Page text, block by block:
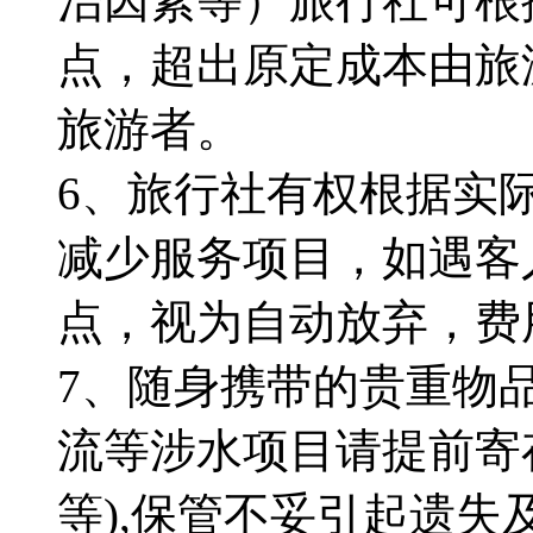
点，超出原定成本由
旅游者。
6、旅行社有权根据实
减少服务项目，如遇
点，视为自动放弃，
7、随身携带的贵重物
流等涉水项目请提前
等),保管不妥引起遗失